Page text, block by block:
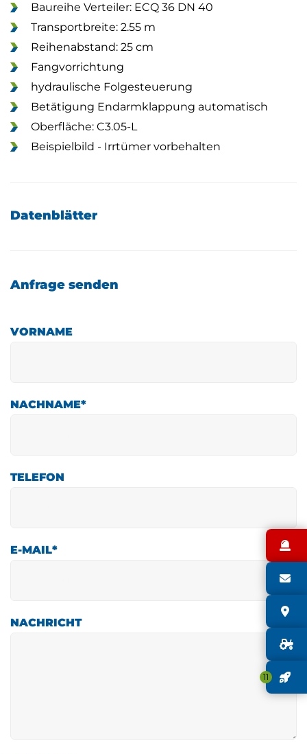
11
Baureihe Verteiler: ECQ 36 DN 40
Transportbreite: 2.55 m
Reihenabstand: 25 cm
Fangvorrichtung
hydraulische Folgesteuerung
Betätigung Endarmklappung automatisch
Oberfläche: C3.05-L
Beispielbild - Irrtümer vorbehalten
Datenblätter
Anfrage senden
VORNAME
NACHNAME*
TELEFON
E-MAIL*
NACHRICHT